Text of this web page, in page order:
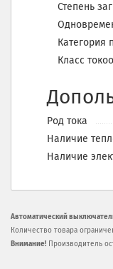
Степень
Категория
Класс
Род тока
Наличие
Наличие
Автоматический
Количество товара
Внимание! Производитель